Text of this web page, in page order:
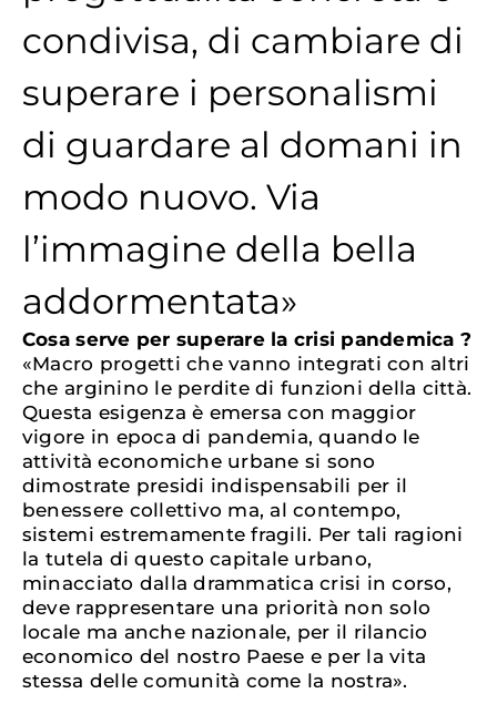
condivisa, di cambiare di
superare i personalismi
di guardare al domani in
modo nuovo. Via
l’immagine della bella
addormentata»
Cosa serve per superare la crisi pandemica ?
«Macro progetti che vanno integrati con altri
che arginino le perdite di funzioni della città.
Questa esigenza è emersa con maggior
vigore in epoca di pandemia, quando le
attività economiche urbane si sono
dimostrate presidi indispensabili per il
benessere collettivo ma, al contempo,
sistemi estremamente fragili. Per tali ragioni
la tutela di questo capitale urbano,
minacciato dalla drammatica crisi in corso,
deve rappresentare una priorità non solo
locale ma anche nazionale, per il rilancio
economico del nostro Paese e per la vita
stessa delle comunità come la nostra».